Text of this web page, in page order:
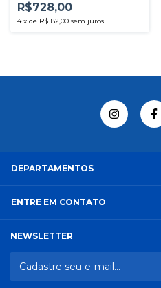
R$728,00
4 x de R$182,00 sem juros
DEPARTAMENTOS
ENTRE EM CONTATO
NEWSLETTER